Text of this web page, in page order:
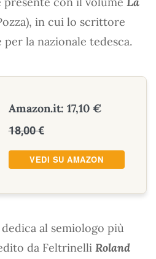
in cui lo scrittore
la nazionale tedesca.
Amazon.it: 17,10 €
18,00 €
VEDI SU AMAZON
dedica al semiologo più
da Feltrinelli Roland